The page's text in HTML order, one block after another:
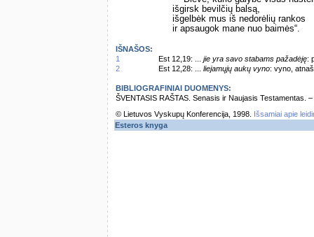
išgirsk bevilčių balsą,
išgelbėk mus iš nedorėlių rankos
ir apsaugok mane nuo baimės“.
IŠNAŠOS:
1
Est 12,19: ... jie yra savo stabams pažadėję:
2
Est 12,28: ... liejamųjų aukų vyno: vyno,
BIBLIOGRAFINIAI DUOMENYS:
ŠVENTASIS RAŠTAS. Senasis ir Naujasis Testamentas.
© Lietuvos Vyskupų Konferencija, 1998.
Išsamiai apie
Esteros knyga